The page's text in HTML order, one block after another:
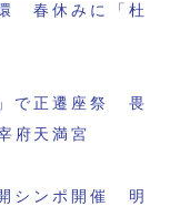
春休みに「杜
で正遷座祭 畏
府天満宮
シンポ開催 明